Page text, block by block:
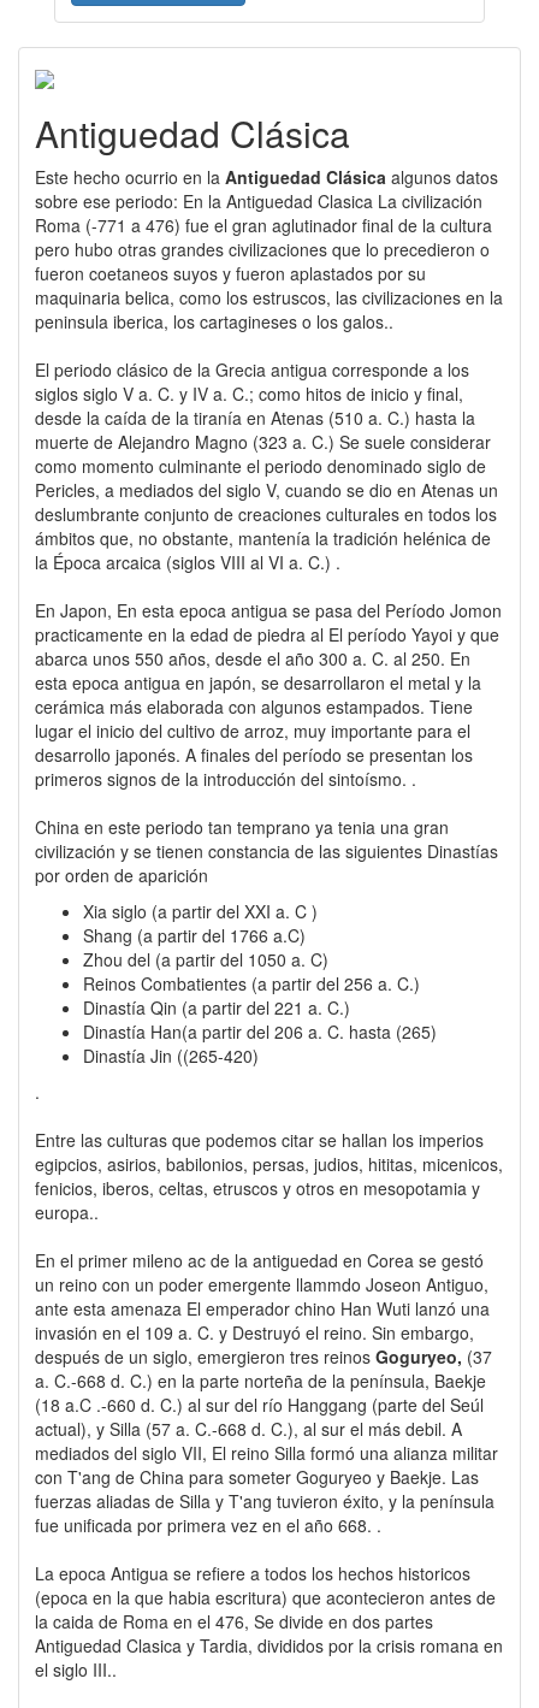
Antiguedad Clásica
Este hecho ocurrio en la Antiguedad Clásica algunos datos
sobre ese periodo: En la Antiguedad Clasica La civilización
Roma (-771 a 476) fue el gran aglutinador final de la cultura
pero hubo otras grandes civilizaciones que lo precedieron o
fueron coetaneos suyos y fueron aplastados por su
maquinaria belica, como los estruscos, las civilizaciones en la
peninsula iberica, los cartagineses o los galos..
El periodo clásico de la Grecia antigua corresponde a los
siglos siglo V a. C. y IV a. C.; como hitos de inicio y final,
desde la caída de la tiranía en Atenas (510 a. C.) hasta la
muerte de Alejandro Magno (323 a. C.) Se suele considerar
como momento culminante el periodo denominado siglo de
Pericles, a mediados del siglo V, cuando se dio en Atenas un
deslumbrante conjunto de creaciones culturales en todos los
ámbitos que, no obstante, mantenía la tradición helénica de
la Época arcaica (siglos VIII al VI a. C.) .
En Japon, En esta epoca antigua se pasa del Período Jomon
practicamente en la edad de piedra al El período Yayoi y que
abarca unos 550 años, desde el año 300 a. C. al 250. En
esta epoca antigua en japón, se desarrollaron el metal y la
cerámica más elaborada con algunos estampados. Tiene
lugar el inicio del cultivo de arroz, muy importante para el
desarrollo japonés. A finales del período se presentan los
primeros signos de la introducción del sintoísmo. .
China en este periodo tan temprano ya tenia una gran
civilización y se tienen constancia de las siguientes Dinastías
por orden de aparición
Xia siglo (a partir del XXI a. C )
Shang (a partir del 1766 a.C)
Zhou del (a partir del 1050 a. C)
Reinos Combatientes (a partir del 256 a. C.)
Dinastía Qin (a partir del 221 a. C.)
Dinastía Han(a partir del 206 a. C. hasta (265)
Dinastía Jin ((265-420)
.
Entre las culturas que podemos citar se hallan los imperios
egipcios, asirios, babilonios, persas, judios, hititas, micenicos,
fenicios, iberos, celtas, etruscos y otros en mesopotamia y
europa..
En el primer mileno ac de la antiguedad en Corea se gestó
un reino con un poder emergente llammdo Joseon Antiguo,
ante esta amenaza El emperador chino Han Wuti lanzó una
invasión en el 109 a. C. y Destruyó el reino. Sin embargo,
después de un siglo, emergieron tres reinos Goguryeo, (37
a. C.-668 d. C.) en la parte norteña de la península, Baekje
(18 a.C .-660 d. C.) al sur del río Hanggang (parte del Seúl
actual), y Silla (57 a. C.-668 d. C.), al sur el más debil. A
mediados del siglo VII, El reino Silla formó una alianza militar
con T'ang de China para someter Goguryeo y Baekje. Las
fuerzas aliadas de Silla y T'ang tuvieron éxito, y la península
fue unificada por primera vez en el año 668. .
La epoca Antigua se refiere a todos los hechos historicos
(epoca en la que habia escritura) que acontecieron antes de
la caida de Roma en el 476, Se divide en dos partes
Antiguedad Clasica y Tardia, divididos por la crisis romana en
el siglo III..